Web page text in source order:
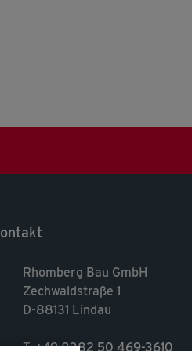
Rhomberg Bau GmbH
Zechwaldstraße 1
D-88131 Lindau
T.+49 8382 50 469-3610